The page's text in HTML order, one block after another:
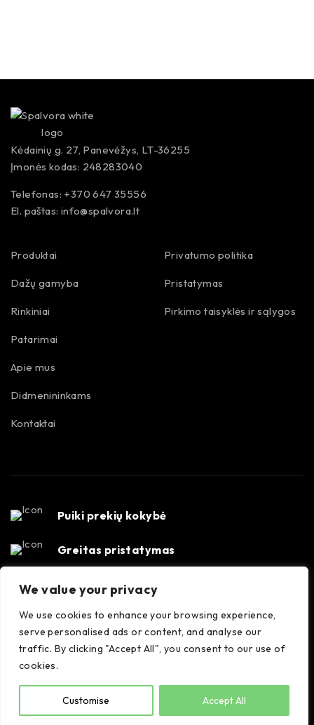
We value your privacy
We use cookies to enhance your browsing experience,
serve personalised ads or content, and analyse our
traffic. By clicking "Accept All", you consent to our use of
cookies.
Customise Accept All
Kėdainių g. 27, Panevėžys, LT-36255
Įmonės kodas: 248283040
Telefonas: +370 647 35556
El. paštas: info@spalvora.lt
Produktai
Dažų gamyba
Rinkiniai
Patarimai
Apie mus
Didmenininkams
Kontaktai
Privatumo politika
Pristatymas
Pirkimo taisyklės ir sąlygos
Puiki prekių kokybė
Greitas pristatymas
Susisiekime
35556
Spalvora © Visos teisės saugomos.